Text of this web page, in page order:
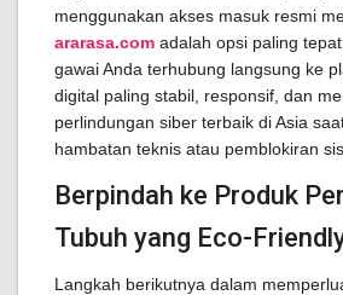
menggunakan akses masuk resmi
ararasa.com adalah opsi paling
gawai Anda terhubung langsung ke
digital paling stabil, responsif, dan
perlindungan siber terbaik di Asia
hambatan teknis atau pemblokiran
Berpindah ke Produk
Tubuh yang Eco-
Langkah berikutnya dalam